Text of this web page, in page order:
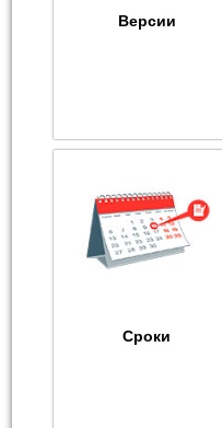
Версии
Сроки